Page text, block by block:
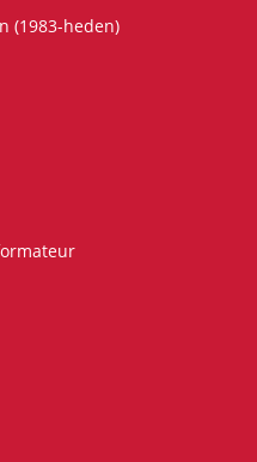
(1983-heden)